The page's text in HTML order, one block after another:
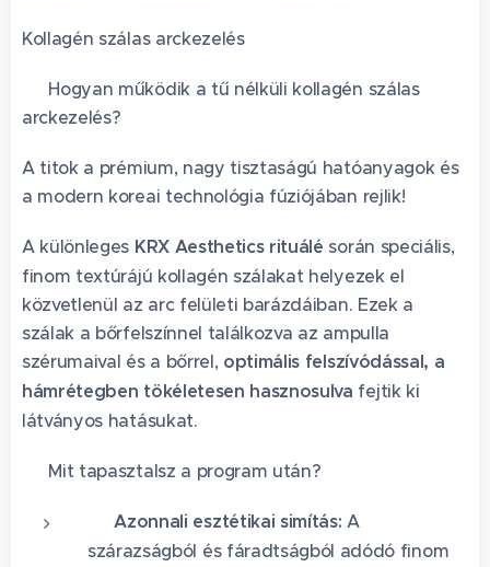
Kollagén szálas arckezelés
✨ Hogyan működik a tű nélküli kollagén szálas
arckezelés?
A titok a prémium, nagy tisztaságú hatóanyagok és
a modern koreai technológia fúziójában rejlik!
A különleges KRX Aesthetics rituálé során speciális,
finom textúrájú kollagén szálakat helyezek el
közvetlenül az arc felületi barázdáiban. Ezek a
szálak a bőrfelszínnel találkozva az ampulla
szérumaival és a bőrrel, optimális felszívódással, a
hámrétegben tökéletesen hasznosulva fejtik ki
látványos hatásukat.
🚀 Mit tapasztalsz a program után?
🎯Azonnali esztétikai simítás: A
szárazságból és fáradtságból adódó finom